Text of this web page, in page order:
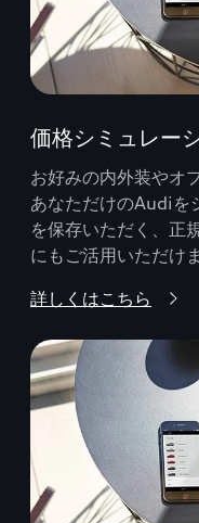
価格シミュレー
お好みの内外装やオ
あなただけのAudiを
を保存いただく、正
にもご活用いただけま
詳しくはこちら